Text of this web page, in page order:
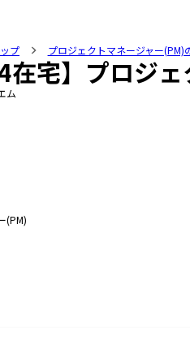
プ プロジェクトマネージャー(PM)
4在宅】プロジ
ム
(PM)